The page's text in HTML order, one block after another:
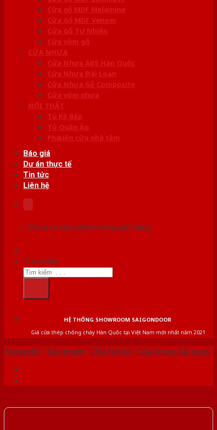
Cửa gỗ MDF Melamine
Cửa Gỗ MDF Veneer
Cửa Gỗ Tự Nhiên
Cửa vòm gỗ
CỬA NHỰA
Cửa Nhựa ABS Hàn Quốc
Cửa Nhựa Đài Loan
Cửa Nhựa Gỗ Composite
Cửa vòm nhựa
NỘI THẤT
Tủ Kệ Bếp
Tủ Quần Áo
Phụ kiện cửa nhà tắm
Báo giá
Dự án thực tế
Tin tức
Liên hệ
Chưa có sản phẩm trong giỏ hàng.
Tìm kiếm:
HỆ THỐNG SHOWROOM SAIGONDOOR
Giá cửa thép chống cháy Hàn Quốc tại Việt Nam mới nhất năm 2021
Trang chủ /Sản phẩm /CỬA NHỰA/Cửa Nhựa Đài Loan